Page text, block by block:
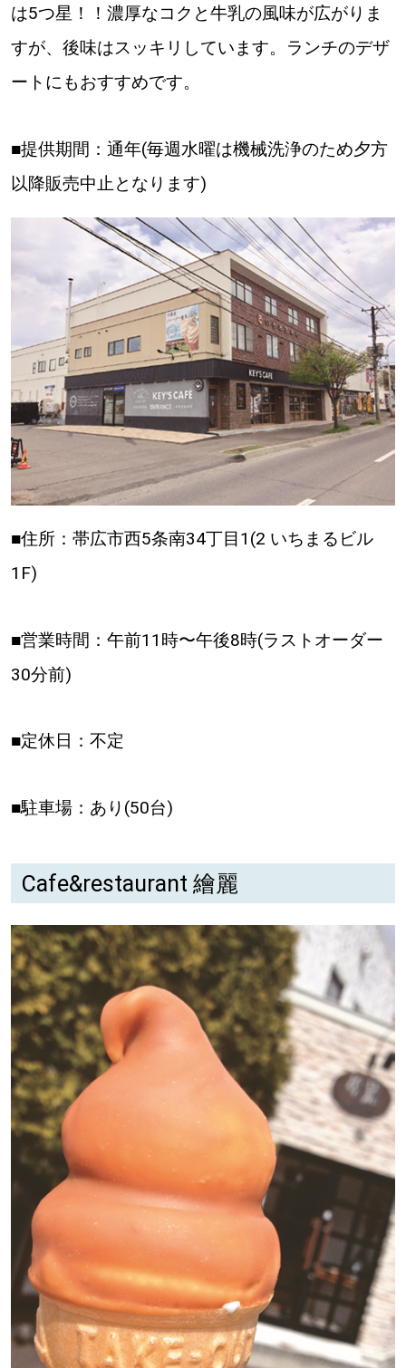
は5つ星！！濃厚なコクと牛乳の風味が広がりま
すが、後味はスッキリしています。ランチのデザ
ートにもおすすめです。
■提供期間：通年(毎週水曜は機械洗浄のため夕方
以降販売中止となります)
■住所：帯広市西5条南34丁目1(2 いちまるビル
1F)
■営業時間：午前11時〜午後8時(ラストオーダー
30分前)
■定休日：不定
■駐車場：あり(50台)
Cafe&restaurant 繪麗